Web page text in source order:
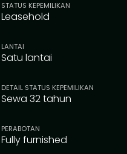
STATUS KEPEMILIKAN
Leasehold
LANTAI
Satu lantai
DETAIL STATUS KEPEMILIKAN
Sewa 32 tahun
PERABOTAN
Fully furnished